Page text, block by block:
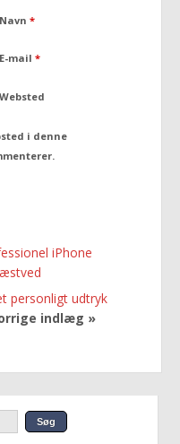
Navn *
E-mail *
Websted
i denne
iPhone
personligt udtryk
indlæg »